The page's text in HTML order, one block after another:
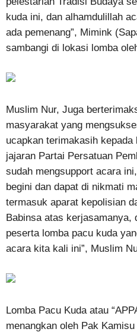
kuda ini, dan alhamdulillah
ada pemenang”, Mimink
sambangi di lokasi lomba
Muslim Nur, Juga
masyarakat yang
ucapkan terimakasih
jajaran Partai Persatuan
sudah mengsupport acara
begini dan dapat di nikmati
termasuk aparat kepolisian
Babinsa atas kerjasamanya,
peserta lomba pacu kuda
acara kita kali ini”, Muslim
Lomba Pacu Kuda atau
menangkan oleh Pak